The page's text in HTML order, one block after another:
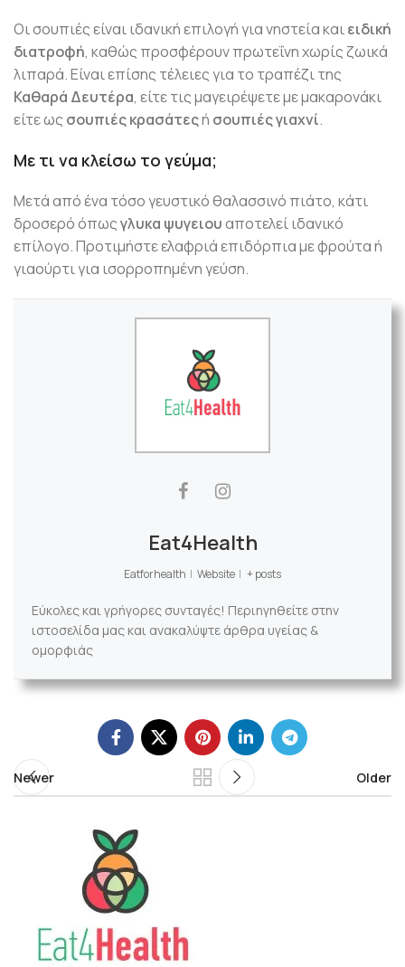
Οι σουπιές είναι ιδανική επιλογή για νηστεία καιειδική
διατροφή, καθώς προσφέρουν πρωτεΐνη χωρίς ζωικά
λιπαρά. Είναι επίσης τέλειες για το τραπέζι της
Καθαρά Δευτέρα, είτε τις μαγειρέψετε με μακαρονάκι
είτε ως σουπιές κρασάτεςή σουπιές γιαχνί.
Με τι να κλείσω το γεύμα;
Μετά από ένα τόσο γευστικό θαλασσινό πιάτο, κάτι
δροσερό όπωςγλυκα ψυγειουαποτελεί ιδανικό
επίλογο. Προτιμήστε ελαφριά επιδόρπια με φρούτα ή
γιαούρτι για ισορροπημένη γεύση.
Eat4Health
Eatforhealth | Website | + posts
Εύκολες και γρήγορες συνταγές! Περιηγηθείτε στην
ιστοσελίδα μας και ανακαλύψτε άρθρα υγείας &
ομορφιάς
Newer Older